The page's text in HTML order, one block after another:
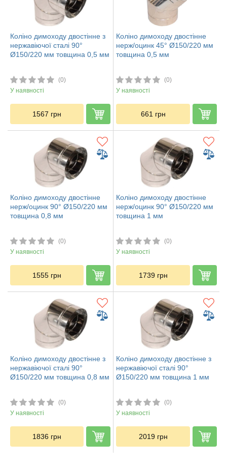
Коліно димоходу двостінне з
нержавіючої сталі 90°
Ø150/220 мм товщина 0,5 мм
(0)
У наявності
1567 грн
Коліно димоходу двостінне
нерж/оцинк 45° Ø150/220 мм
товщина 0,5 мм
(0)
У наявності
661 грн
Коліно димоходу двостінне
нерж/оцинк 90° Ø150/220 мм
товщина 0,8 мм
(0)
У наявності
1555 грн
Коліно димоходу двостінне
нерж/оцинк 90° Ø150/220 мм
товщина 1 мм
(0)
У наявності
1739 грн
Коліно димоходу двостінне з
нержавіючої сталі 90°
Ø150/220 мм товщина 0,8 мм
(0)
У наявності
1836 грн
Коліно димоходу двостінне з
нержавіючої сталі 90°
Ø150/220 мм товщина 1 мм
(0)
У наявності
2019 грн